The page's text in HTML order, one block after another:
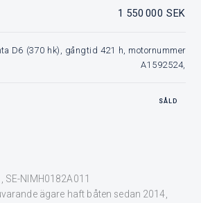
1 550 000 SEK
D6 (370 hk), gångtid 421 h, motornummer
A1592524,
SÅLD
SE-NIMH0182A011
ägare haft båten sedan 2014,